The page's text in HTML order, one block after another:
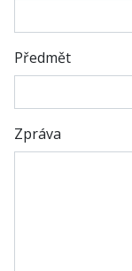
Předmět
Zpráva